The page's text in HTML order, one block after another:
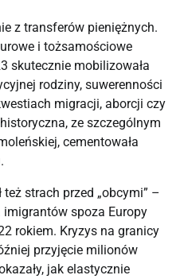
z transferów pieniężnych.
i tożsamościowe
skutecznie mobilizowała
rodziny, suwerenności
migracji, aborcji czy
ze szczególnym
cementowała
strach przed „obcymi” –
spoza Europy
rokiem. Kryzys na granicy
przyjęcie milionów
jak elastycznie